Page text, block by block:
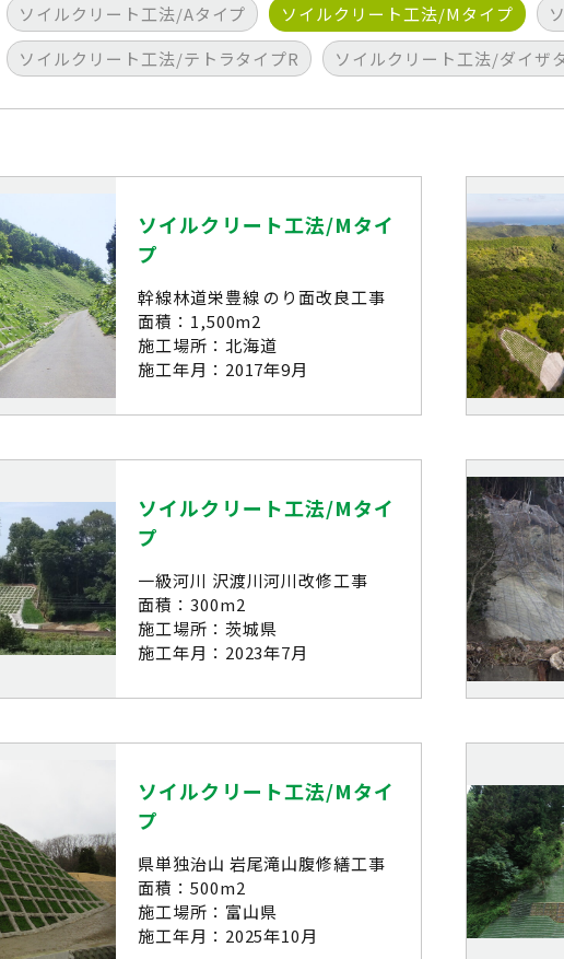
ソイルクリート工法/Aタイプ ソイルクリート工法/Mタイプ
ソイルクリート工法/テトラタイプR
ソイルクリート工法/ダイザ
ソイルクリート工法/Mタイ
プ
幹線林道栄豊線 のり面改良工事
面積：1,500m2
施工場所：北海道
施工年月：2017年9月
ソイルクリート工法/Mタイ
プ
一級河川 沢渡川河川改修工事
面積：300m2
施工場所：茨城県
施工年月：2023年7月
ソイルクリート工法/Mタイ
プ
県単独治山 岩尾滝山腹修繕工事
面積：500m2
施工場所：富山県
施工年月：2025年10月